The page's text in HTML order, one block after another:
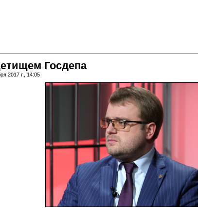
Госдепа
2017 г., 14:05